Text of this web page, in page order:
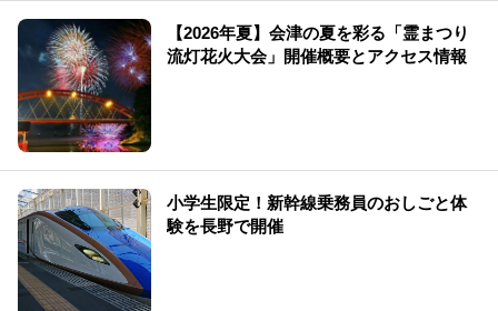
【2026年夏】会津の夏を彩る「霊まつり
流灯花火大会」開催概要とアクセス情報
小学生限定！新幹線乗務員のおしごと体
験を長野で開催